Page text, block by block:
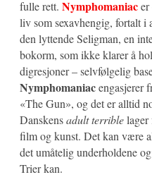
fulle rett. Nymphomaniacer
liv som sexavhengig, fortalt
den lyttende Seligman, en
bokorm, som ikke klarer å
digresjoner – selvfølgelig
Nymphomaniacengasjerer
«The Gun», og det er alltid
Danskensadult terrible
film og kunst. Det kan være
det umåtelig underholdene
Trier kan.